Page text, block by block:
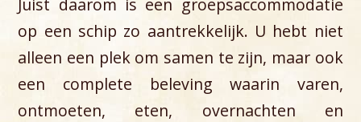
op een schip zo aantrekkelijk. U hebt niet
alleen een plek om samen te zijn, maar ook
een complete beleving waarin varen,
ontmoeten, eten, overnachten en